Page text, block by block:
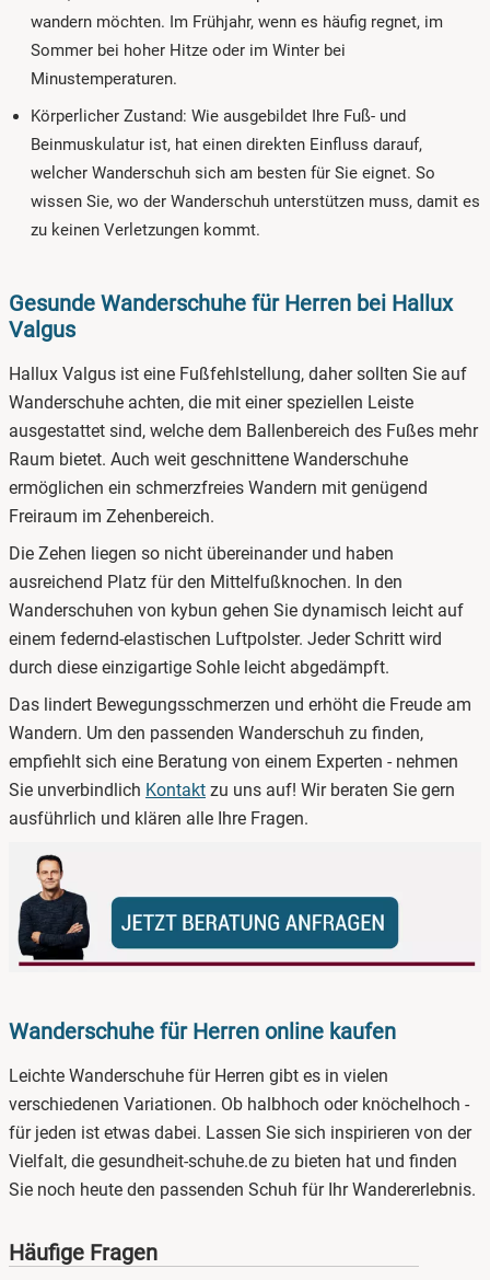
wandern möchten. Im Frühjahr, wenn es häufig regnet, im
Sommer bei hoher Hitze oder im Winter bei
Minustemperaturen.
Körperlicher Zustand: Wie ausgebildet Ihre Fuß- und
Beinmuskulatur ist, hat einen direkten Einfluss darauf,
welcher Wanderschuh sich am besten für Sie eignet. So
wissen Sie, wo der Wanderschuh unterstützen muss, damit es
zu keinen Verletzungen kommt.
Gesunde Wanderschuhe für Herren bei Hallux
Valgus
Hallux Valgus ist eine Fußfehlstellung, daher sollten Sie auf
Wanderschuhe achten, die mit einer speziellen Leiste
ausgestattet sind, welche dem Ballenbereich des Fußes mehr
Raum bietet. Auch weit geschnittene Wanderschuhe
ermöglichen ein schmerzfreies Wandern mit genügend
Freiraum im Zehenbereich.
Die Zehen liegen so nicht übereinander und haben
ausreichend Platz für den Mittelfußknochen. In den
Wanderschuhen von kybun gehen Sie dynamisch leicht auf
einem federnd-elastischen Luftpolster. Jeder Schritt wird
durch diese einzigartige Sohle leicht abgedämpft.
Das lindert Bewegungsschmerzen und erhöht die Freude am
Wandern. Um den passenden Wanderschuh zu finden,
empfiehlt sich eine Beratung von einem Experten - nehmen
Sie unverbindlich Kontakt zu uns auf! Wir beraten Sie gern
ausführlich und klären alle Ihre Fragen.
Wanderschuhe für Herren online kaufen
Leichte Wanderschuhe für Herren gibt es in vielen
verschiedenen Variationen. Ob halbhoch oder knöchelhoch -
für jeden ist etwas dabei. Lassen Sie sich inspirieren von der
Vielfalt, die gesundheit-schuhe.de zu bieten hat und finden
Sie noch heute den passenden Schuh für Ihr Wandererlebnis.
Häufige Fragen